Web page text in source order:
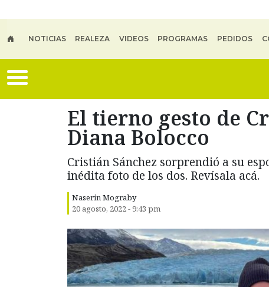
NOTICIAS REALEZA VIDEOS PROGRAMAS PEDIDOS
El tierno gesto de
Diana Bolocco
Cristián Sánchez sorprendió a su
inédita foto de los dos. Revísala acá.
Naserin Mograby
20 agosto, 2022 - 9:43 pm